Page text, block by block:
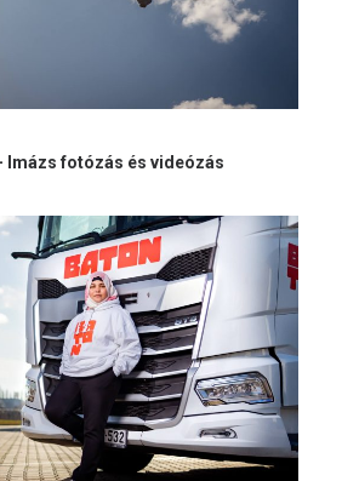
Imázs fotózás és videózás